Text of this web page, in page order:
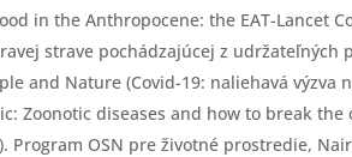
in the Anthropocene: the EAT-
strave pochádzajúcej z udržateľných
and Nature (Covid-19: naliehavá výzva
Zoonotic diseases and how to break
OSN pre životné prostredie,